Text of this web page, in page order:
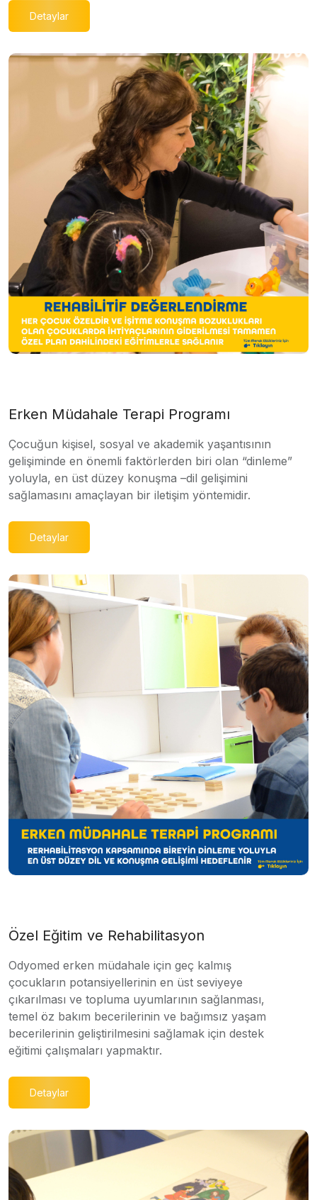
Detaylar
Erken Müdahale Terapi Programı
Çocuğun kişisel, sosyal ve akademik yaşantısının
gelişiminde en önemli faktörlerden biri olan “dinleme”
yoluyla, en üst düzey konuşma –dil gelişimini
sağlamasını amaçlayan bir iletişim yöntemidir.
Detaylar
Özel Eğitim ve Rehabilitasyon
Odyomed erken müdahale için geç kalmış
çocukların potansiyellerinin en üst seviyeye
çıkarılması ve topluma uyumlarının sağlanması,
temel öz bakım becerilerinin ve bağımsız yaşam
becerilerinin geliştirilmesini sağlamak için destek
eğitimi çalışmaları yapmaktır.
Detaylar